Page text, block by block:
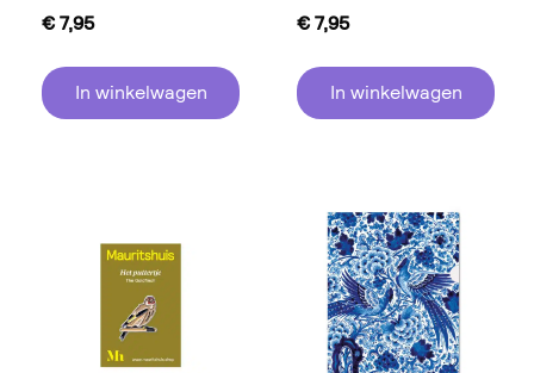
€7,95
In winkelwagen
€7,95
In winkelwagen